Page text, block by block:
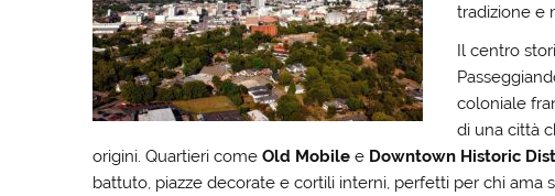
tradizione e
Il centro
coloniale
di una città
origini. Quartieri comeOld Mobile e Downtown Historic
battuto, piazze decorate e cortili interni, perfetti per chi